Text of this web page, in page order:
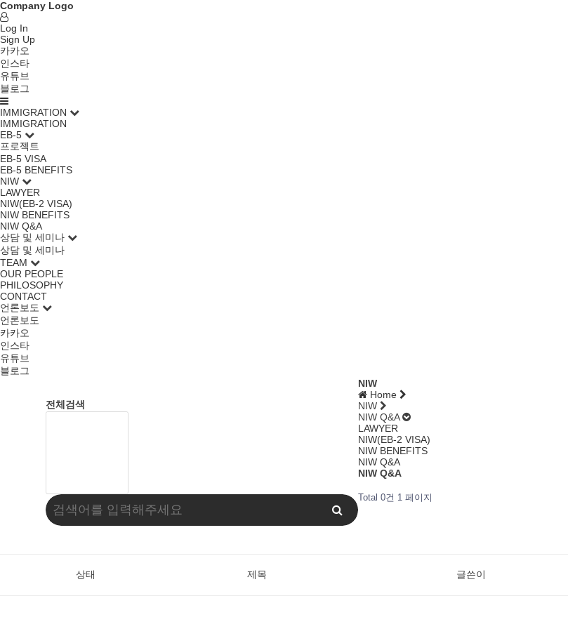
Company Logo
Log In
Sign Up
카카오
인스타
유튜브
블로그
IMMIGRATION
IMMIGRATION
EB-5
프로젝트
EB-5 VISA
EB-5 BENEFITS
NIW
LAWYER
NIW(EB-2 VISA)
NIW BENEFITS
NIW Q&A
상담 및 세미나
상담 및 세미나
TEAM
OUR PEOPLE
PHILOSOPHY
CONTACT
언론보도
언론보도
카카오
인스타
유튜브
블로그
전체검색
NIW
Home
NIW
NIW Q&A
LAWYER
NIW(EB-2 VISA)
NIW BENEFITS
NIW Q&A
NIW Q&A
Total 0건 1 페이지
상태 제목 글쓴이